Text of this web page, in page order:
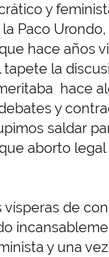
y
Paco
hace años
la
hace
y
saldar
aborto legal
vísperas de
y una